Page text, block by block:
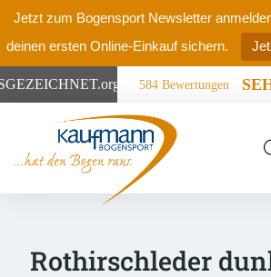
Jetzt zum Bogensport Newsletter
deinen ersten Online-Einkauf sichern.
.org 584 Bewertungen
Rothirschleder